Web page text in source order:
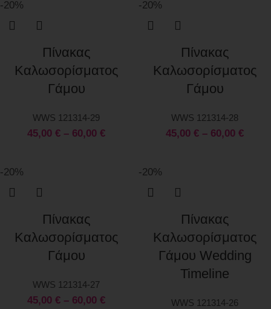
-20%
Πίνακας
Καλωσορίσματος
Γάμου
WWS 121314-29
45,00 € – 60,00 €
-20%
Πίνακας
Καλωσορίσματος
Γάμου
WWS 121314-28
45,00 € – 60,00 €
-20%
Πίνακας
Καλωσορίσματος
Γάμου
WWS 121314-27
45,00 € – 60,00 €
-20%
Πίνακας
Καλωσορίσματος
Γάμου Wedding
Timeline
WWS 121314-26